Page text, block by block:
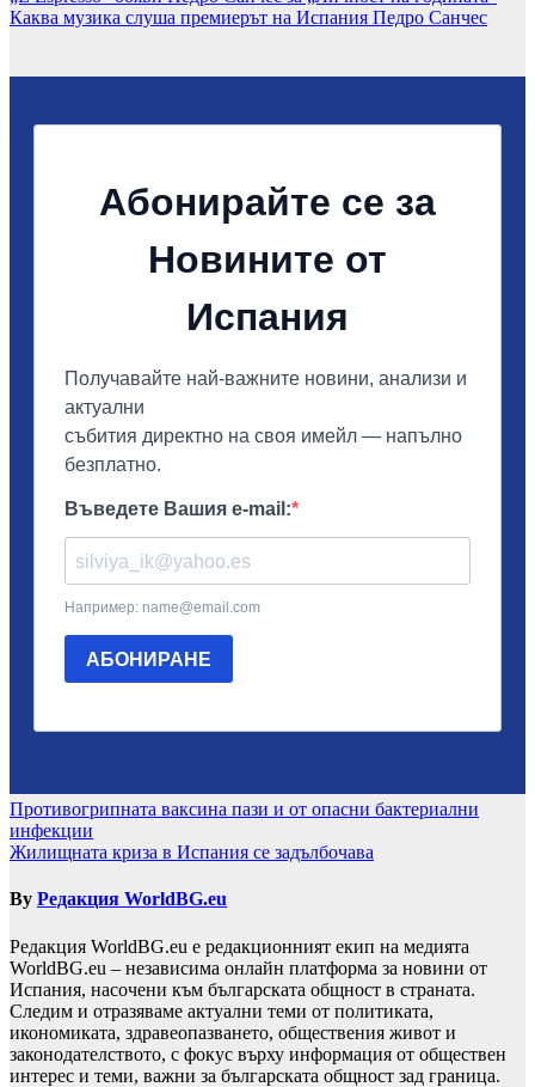
Каква музика слуша премиерът на Испания Педро Санчес
Навигация
Противогрипната ваксина пази и от опасни бактериални
инфекции
Жилищната криза в Испания се задълбочава
By Редакция WorldBG.eu
Редакция WorldBG.eu е редакционният екип на медията
WorldBG.eu – независима онлайн платформа за новини от
Испания, насочени към българската общност в страната.
Следим и отразяваме актуални теми от политиката,
икономиката, здравеопазването, обществения живот и
законодателството, с фокус върху информация от обществен
интерес и теми, важни за българската общност зад граница.